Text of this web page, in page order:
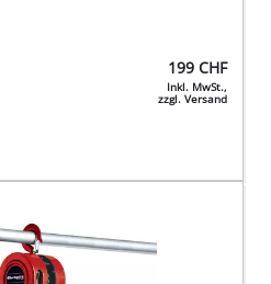
199 CHF
Inkl. MwSt.,
zzgl. Versand